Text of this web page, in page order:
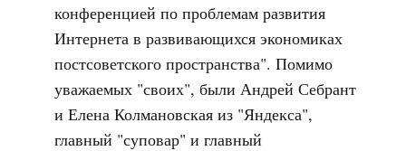
конференцией по проблемам развития
Интернета в развивающихся экономиках
постсоветского пространства". Помимо
уважаемых "своих", были Андрей Себрант
и Елена Колмановская из "Яндекса",
главный "суповар" и главный